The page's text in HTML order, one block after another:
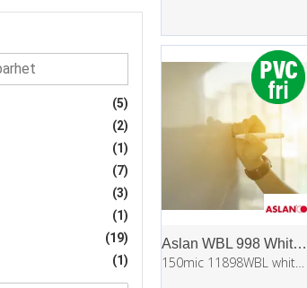
(5)
(2)
(1)
(7)
(3)
(1)
(19)
(1)
Aslan WBL 998 Whiteboard PP Dryapply
150mic 11898WBL white, glossy 1,37x50m